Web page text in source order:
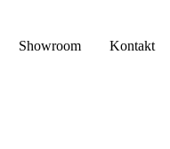
Showroom Kontakt